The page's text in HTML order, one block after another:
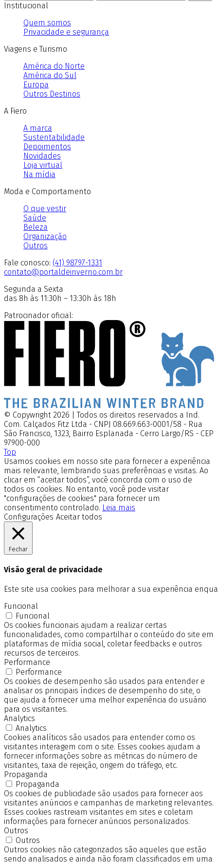
Institucional
Quem somos
Privacidade e segurança
Viagens e Turismo
América do Norte
América do Sul
Europa
Outros Destinos
A Fiero
A marca
Sustentabilidade
Depoimentos
Novidades
Loja virtual
Na mídia
Moda e Comportamento
O que vestir
Saúde
Beleza
Organização
Outros
Fale conosco: (41) 98797-1331
contato@portaldeinverno.com.br
Segunda a Sexta
das 8h às 11:30h – 13:30h às 18h
Patrocinador oficial:
© Copywright 2026 | Todos os direitos reservados a Ind.
Com. Calçados Fitz Ltda - CNPJ 08.669.663-0001/58 - Rua
São Francisco, 1323, Bairro Esplanada - Cerro Largo/RS - CEP
97900-000
Top
Usamos cookies em nosso site para fornecer a experiência
mais relevante, lembrando suas preferências e visitas. Ao
clicar em “aceitar todos”, você concorda com o uso de
todos os cookies. No entanto, você pode visitar
"configurações de cookies" para fornecer um
consentimento controlado. Leia mais
Configurações Aceitar todos
Fechar
Visão geral de privacidade
Este site usa cookies para melhorar a sua experiência
Funcional
Funcional
Os cookies funcionais ajudam a realizar certas
funcionalidades, como compartilhar o conteúdo do site em
plataformas de mídia social, coletar feedbacks e outros
recursos de terceiros.
Performance
Performance
Os cookies de desempenho são usados para entender e
analisar os principais índices de desempenho do site, o
que ajuda a fornecer uma melhor experiência do usuário
para os visitantes.
Analytics
Analytics
Cookies analíticos são usados para entender como os
visitantes interagem com o site. Esses cookies ajudam a
fornecer informações sobre as métricas do número de
visitantes, taxa de rejeição, origem do tráfego, etc.
Propaganda
Propaganda
Os cookies de publicidade são usados para fornecer aos
visitantes anúncios e campanhas de marketing relevantes.
Esses cookies rastreiam visitantes em sites e coletam
informações para fornecer anúncios personalizados.
Outros
Outros
Outros cookies não categorizados são aqueles que estão
sendo analisados e ainda não foram classificados em uma